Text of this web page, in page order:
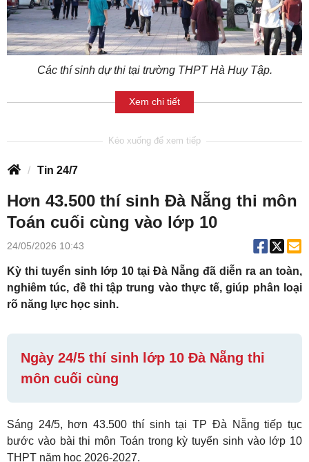
Các thí sinh dự thi tại trường THPT Hà Huy Tập.
Xem chi tiết
Tin 24/7
Hơn 43.500 thí sinh Đà Nẵng thi môn
Toán cuối cùng vào lớp 10
24/05/2026 10:43
Kỳ thi tuyển sinh lớp 10 tại Đà Nẵng đã diễn ra an toàn,
nghiêm túc, đề thi tập trung vào thực tế, giúp phân loại
rõ năng lực học sinh.
Ngày 24/5 thí sinh lớp 10 Đà Nẵng thi
môn cuối cùng
Sáng 24/5, hơn 43.500 thí sinh tại TP Đà Nẵng tiếp tục
bước vào bài thi môn Toán trong kỳ tuyển sinh vào lớp 10
THPT năm học 2026-2027.